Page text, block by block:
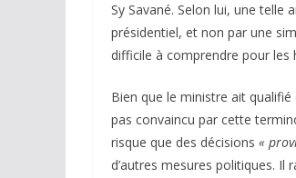
Sy Savané. Selon lui, une telle
présidentiel, et non par une
difficile à comprendre pour
Bien que le ministre ait
pas convaincu par cette
risque que des décisions «
d’autres mesures politiques.